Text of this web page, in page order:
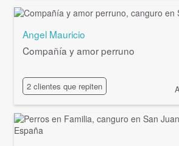
Angel Mauricio
Compañía y amor perruno
2 clientes que repiten